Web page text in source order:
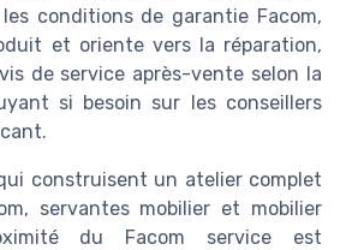
conditions de garantie Facom,
et oriente vers la réparation,
de service après-vente selon la
si besoin sur les conseillers
construisent un atelier complet
servantes mobilier et mobilier
du Facom service est